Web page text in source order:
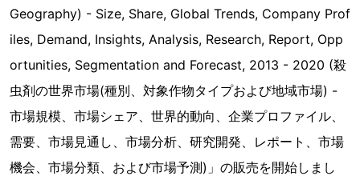
Geography) - Size, Share, Global Trends, Company Prof
iles, Demand, Insights, Analysis, Research, Report, Opp
ortunities, Segmentation and Forecast, 2013 - 2020 (殺
虫剤の世界市場(種別、対象作物タイプおよび地域市場) -
市場規模、市場シェア、世界的動向、企業プロファイル、
需要、市場見通し、市場分析、研究開発、レポート、市場
機会、市場分類、および市場予測)」の販売を開始しまし